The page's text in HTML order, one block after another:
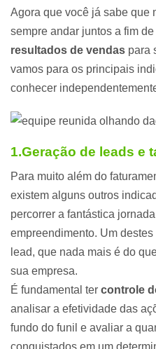
Agora que você já sabe que
sempre andar juntos a fim
resultados de vendas para
vamos para os principais
conhecer
1.Geração de leads e
Para muito além do
existem alguns outros
percorrer a fantástica
empreendimento. Um
lead, que nada mais é do
sua empresa.
É fundamental ter controle
analisar a efetividade das
fundo do funil e avaliar a
conquistados em um